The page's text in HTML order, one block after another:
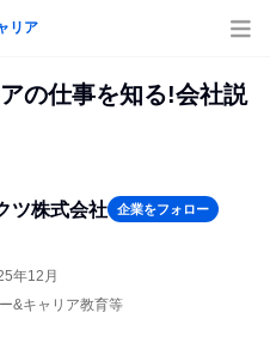
リア
の仕事を知る!会社説
ツ株式会社 企業をフォロー
年12月
&キャリア教育等